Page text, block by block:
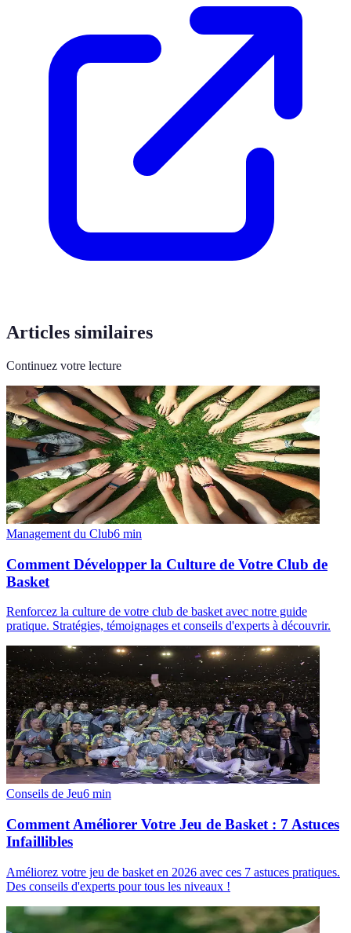
Articles similaires
Continuez votre lecture
Management du Club6 min
Comment Développer la Culture de Votre Club de
Basket
Renforcez la culture de votre club de basket avec notre guide
pratique. Stratégies, témoignages et conseils d'experts à découvrir.
Conseils de Jeu6 min
Comment Améliorer Votre Jeu de Basket : 7 Astuces
Infaillibles
Améliorez votre jeu de basket en 2026 avec ces 7 astuces pratiques.
Des conseils d'experts pour tous les niveaux !